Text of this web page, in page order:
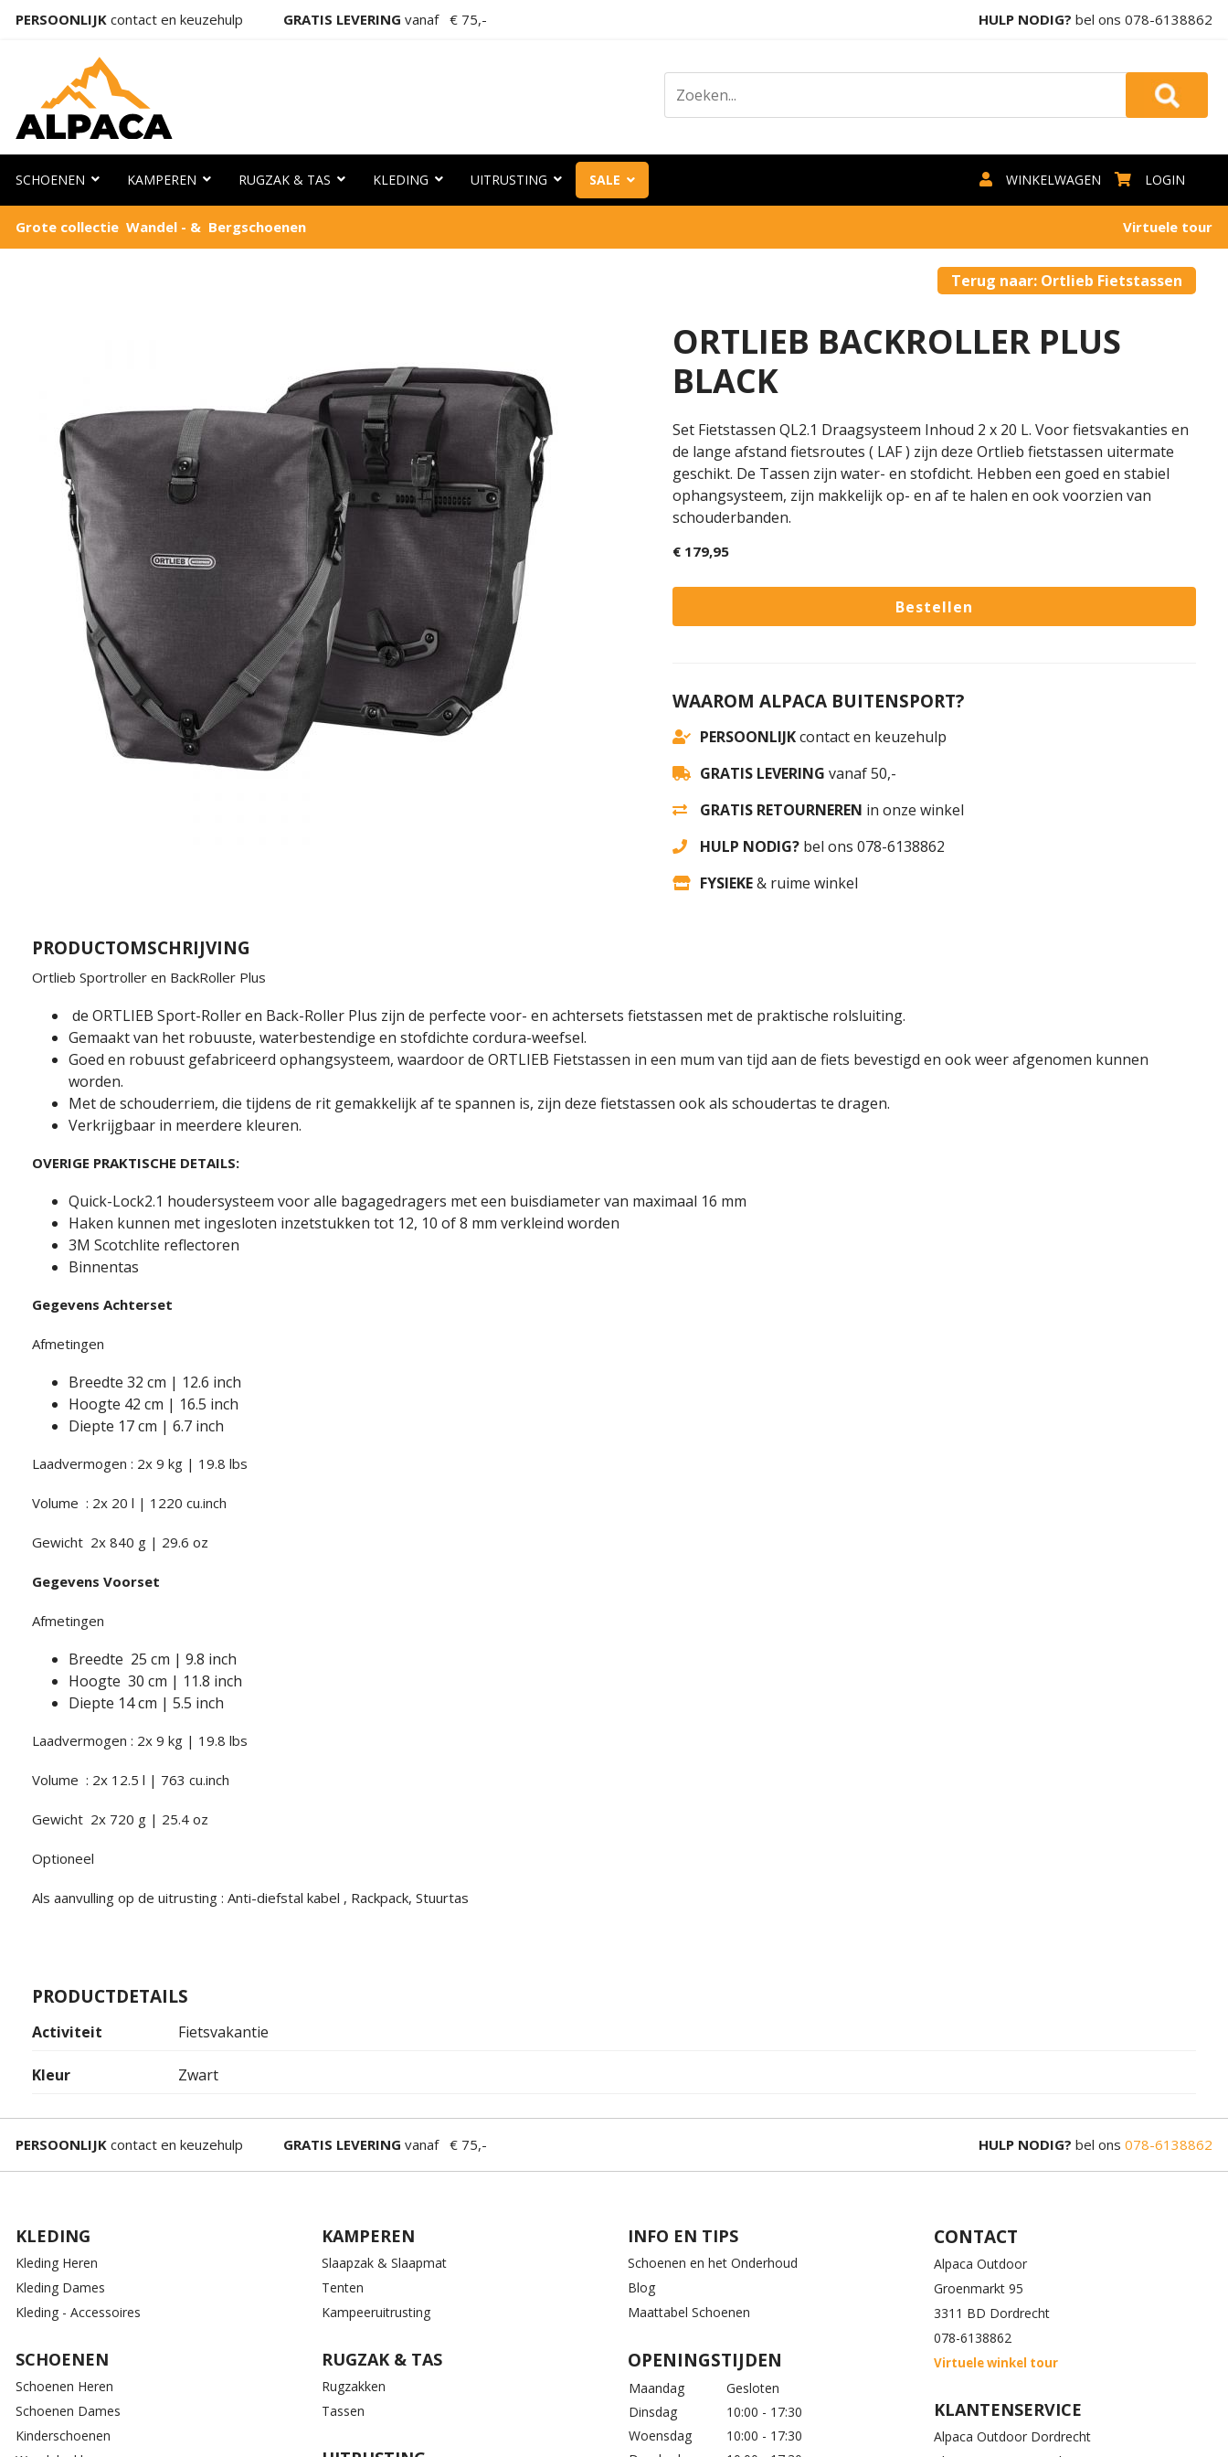
PERSOONLIJK contact en keuzehulp GRATIS LEVERING vanaf € 75,- HULP NODIG? bel ons 078-6138862
SCHOENEN KAMPEREN RUGZAK & TAS KLEDING UITRUSTING SALE LOGIN
WINKELWAGEN
Grote collectie Wandel - & Bergschoenen Virtuele tour
Terug naar: Ortlieb Fietstassen
ORTLIEB BACKROLLER PLUS
BLACK
Set Fietstassen QL2.1 Draagsysteem Inhoud 2 x 20 L. Voor fietsvakanties en
de lange afstand fietsroutes ( LAF ) zijn deze Ortlieb fietstassen uitermate
geschikt. De Tassen zijn water- en stofdicht. Hebben een goed en stabiel
ophangsysteem, zijn makkelijk op- en af te halen en ook voorzien van
schouderbanden.
€ 179,95
WAAROM ALPACA BUITENSPORT?
PERSOONLIJKcontact en keuzehulp
GRATIS LEVERING vanaf 50,-
GRATIS RETOURNEREN in onze winkel
HULP NODIG?bel ons 078-6138862
FYSIEKE& ruime winkel
PRODUCTOMSCHRIJVING
Ortlieb Sportroller en BackRoller Plus
de ORTLIEB Sport-Roller en Back-Roller Plus zijn de perfecte voor- en achtersets fietstassen met de praktische rolsluiting.
Gemaakt van het robuuste, waterbestendige en stofdichte cordura-weefsel.
Goed en robuust gefabriceerd ophangsysteem, waardoor de ORTLIEB Fietstassen in een mum van tijd aan de fiets bevestigd en ook weer afgenomen kunnen
worden.
Met de schouderriem, die tijdens de rit gemakkelijk af te spannen is, zijn deze fietstassen ook als schoudertas te dragen.
Verkrijgbaar in meerdere kleuren.
OVERIGE PRAKTISCHE DETAILS:
Quick-Lock2.1 houdersysteem voor alle bagagedragers met een buisdiameter van maximaal 16 mm
Haken kunnen met ingesloten inzetstukken tot 12, 10 of 8 mm verkleind worden
3M Scotchlite reflectoren
Binnentas
Gegevens Achterset
Afmetingen
Breedte 32 cm | 12.6 inch
Hoogte 42 cm | 16.5 inch
Diepte 17 cm | 6.7 inch
Laadvermogen : 2x 9 kg | 19.8 lbs
Volume : 2x 20 l | 1220 cu.inch
Gewicht 2x 840 g | 29.6 oz
Gegevens Voorset
Afmetingen
Breedte 25 cm | 9.8 inch
Hoogte 30 cm | 11.8 inch
Diepte 14 cm | 5.5 inch
Laadvermogen : 2x 9 kg | 19.8 lbs
Volume : 2x 12.5 l | 763 cu.inch
Gewicht 2x 720 g | 25.4 oz
Optioneel
Als aanvulling op de uitrusting : Anti-diefstal kabel , Rackpack, Stuurtas
PRODUCTDETAILS
Activiteit Fietsvakantie
Kleur Zwart
PERSOONLIJK contact en keuzehulp GRATIS LEVERING vanaf € 75,- HULP NODIG? bel ons 078-6138862
KLEDING
Kleding Heren
Kleding Dames
Kleding - Accessoires
SCHOENEN
Schoenen Heren
Schoenen Dames
Kinderschoenen
KAMPEREN
Slaapzak & Slaapmat
Tenten
Kampeeruitrusting
RUGZAK & TAS
Rugzakken
Tassen
INFO EN TIPS
Schoenen en het Onderhoud
Blog
Maattabel Schoenen
OPENINGSTIJDEN
Maandag
Gesloten
Dinsdag
10:00 - 17:30
Woensdag
10:00 - 17:30
CONTACT
Alpaca Outdoor
Groenmarkt 95
3311 BD Dordrecht
078-6138862
Virtuele winkel tour
KLANTENSERVICE
Alpaca Outdoor Dordrecht